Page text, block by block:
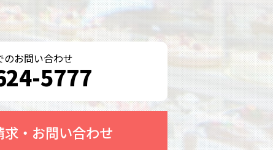
のお問い合わせ
5777
求・お問い合わせ